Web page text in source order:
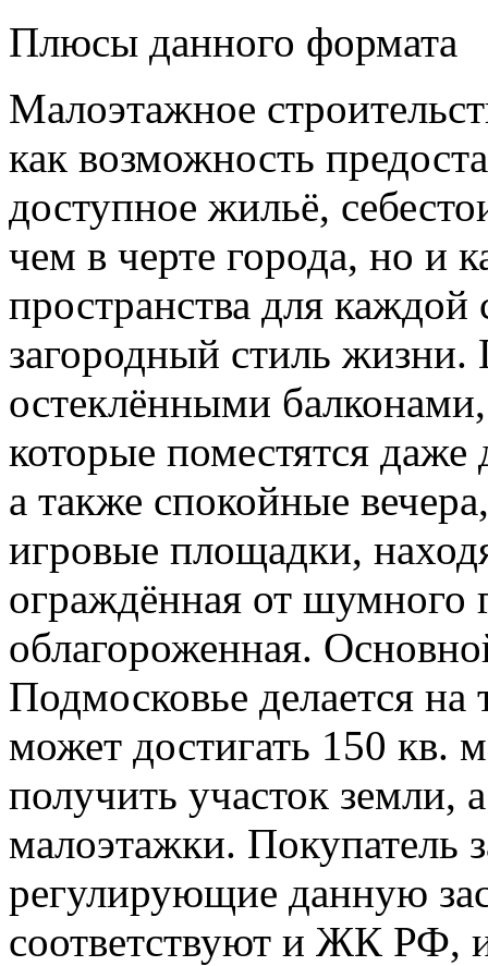
Плюсы данного формата
Малоэтажное
как возможность
доступное жильё,
чем в черте города, но и
пространства для
загородный стиль
остеклёнными
которые поместятся
а также спокойные
игровые площадки,
ограждённая от шумного
облагороженная.
Подмосковье делается
может достигать 150 кв.
получить участок земли,
малоэтажки.
регулирующие данную
соответствуют и ЖК РФ,